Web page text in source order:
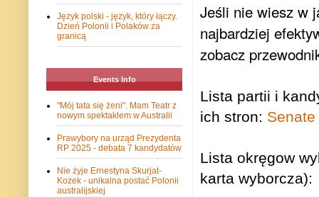
Jeśli nie wiesz w
najbardziej
zobacz
Lista partii i
ich stron: Senate
Lista okręgow
karta wyborcza):
Język polski - język, który łączy.
Dzień Polonii i Polaków za
granicą
Events Info
"Mój tata się żeni". Mam Teatr z
nowym spektaklem w Australii
Prawybory na urząd Prezydenta
RP 2025 - debata 7 kandydatów
Nie żyje Ernestyna Skurjat-
Kozek - unikalna postać Polonii
australijskiej